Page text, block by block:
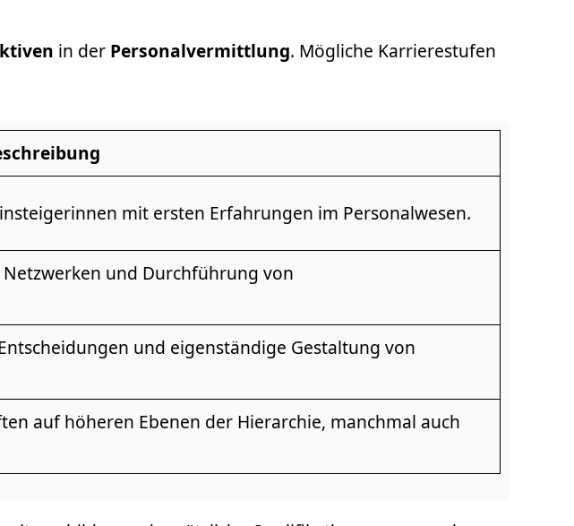
in der Personalvermittlung. Mögliche Karrierestufen
mit ersten Erfahrungen im Personalwesen.
und Durchführung von
und eigenständige Gestaltung von
auf höheren Ebenen der Hierarchie, manchmal auch